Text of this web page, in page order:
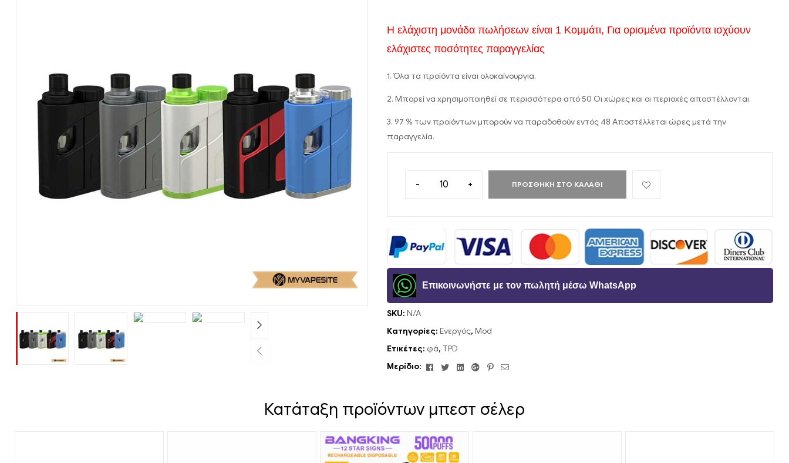
Η ελάχιστη μονάδα πωλήσεων είναι 1 Κομμάτι, Για ορισμένα προϊόντα ισχύουν
ελάχιστες ποσότητες παραγγελίας
1. Όλα τα προϊόντα είναι ολοκαίνουργια.
2. Μπορεί να χρησιμοποιηθεί σε περισσότερα από 50 Οι χώρες και οι περιοχές αποστέλλονται.
3. 97 % των προϊόντων μπορούν να παραδοθούν εντός 48 Αποστέλλεται ώρες μετά την
παραγγελία.
- + ΠΡΟΣΘΉΚΗ ΣΤΟ ΚΑΛΆΘΙ
Επικοινωνήστε με τον πωλητή μέσω WhatsApp
SKU:N/A
Κατηγορίες:Ενεργός,Mod
Ετικέτες: φά, TPD
Μερίδιο:
FacebookΚελάδημα
LinkedinGoogle+Pinterest
ΗΛΕΚΤΡΟΝΙΚΗ
Κατάταξη προϊόντων μπεστ σέλερ